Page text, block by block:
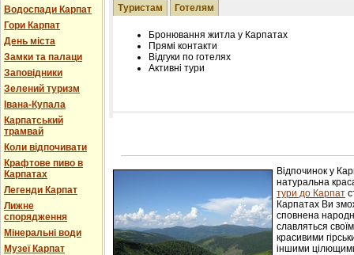
Водоспади Карпат
Гори Карпат
День міста
Замки та палаци
Заповідники
Зелений туризм
Івана-Купала
Карпатський
трамвай
Коли відпочивати
Крафтове пиво в
Карпатах
Легенди Карпат
Лижне
спорядження
Мінеральні води
Музеї Карпат
Туристам Готелям
Бронювання житла у Карпатах
Прямі контакти
Відгуки по готелях
Активні тури
Лічільник відвідувачів
Відпочинок у
натуральна
тури до Карпат
Карпатах Ви
сповнена
славляться
красивими
іншими